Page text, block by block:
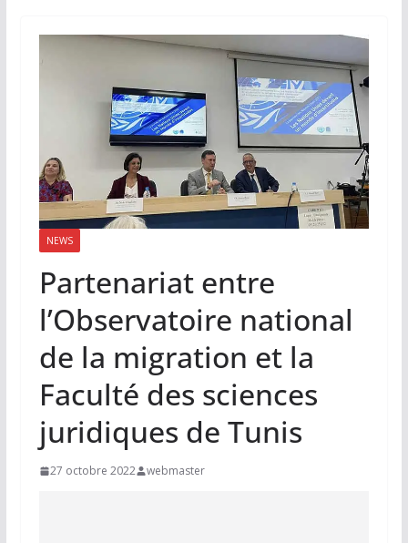
NEWS
Partenariat entre
l’Observatoire national
de la migration et la
Faculté des sciences
juridiques de Tunis
27 octobre 2022 webmaster